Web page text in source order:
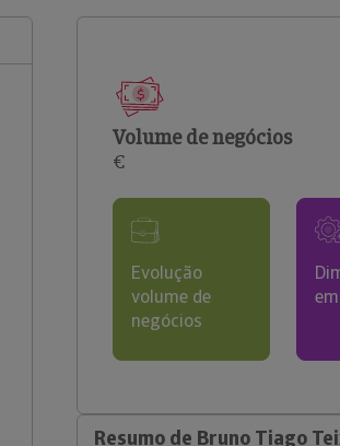
Volume de negócios
€
Evolução
volume de
negócios
Resumo de Bruno Tiago